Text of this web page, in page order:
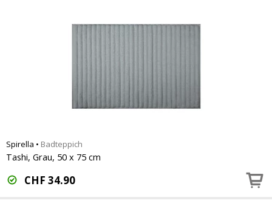
Spirella • Badteppich
Tashi, Grau, 50 x 75 cm
CHF 34.90